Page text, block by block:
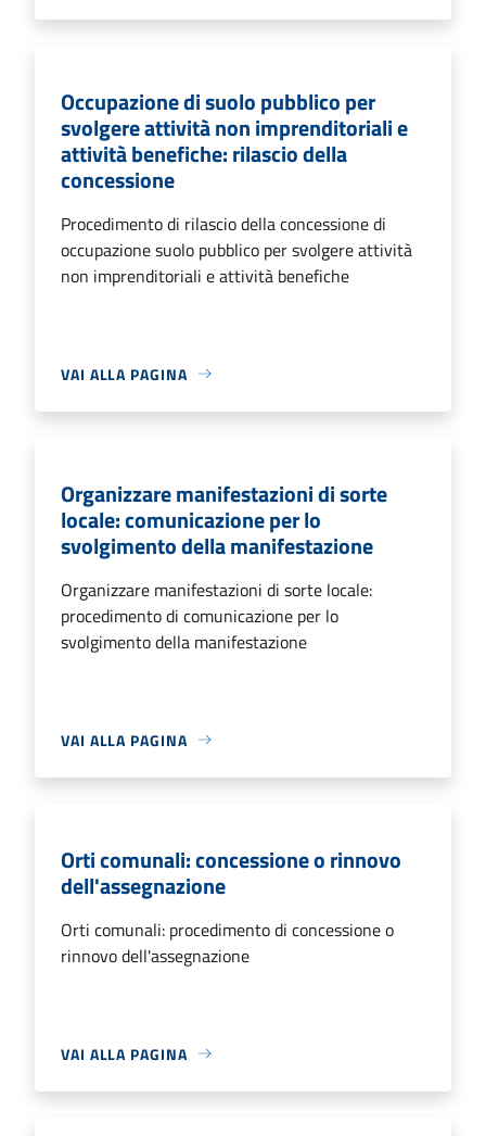
Occupazione di suolo pubblico per
svolgere attività non imprenditoriali e
attività benefiche: rilascio della
concessione
Procedimento di rilascio della concessione di
occupazione suolo pubblico per svolgere attività
non imprenditoriali e attività benefiche
VAI ALLA PAGINA
Organizzare manifestazioni di sorte
locale: comunicazione per lo
svolgimento della manifestazione
Organizzare manifestazioni di sorte locale:
procedimento di comunicazione per lo
svolgimento della manifestazione
VAI ALLA PAGINA
Orti comunali: concessione o rinnovo
dell'assegnazione
Orti comunali: procedimento di concessione o
rinnovo dell'assegnazione
VAI ALLA PAGINA